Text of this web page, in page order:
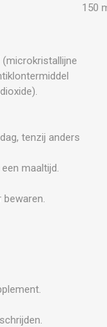
150
tenzij anders
maaltijd.